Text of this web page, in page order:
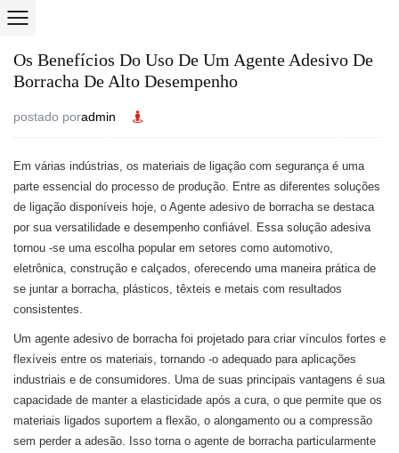
Os Benefícios Do Uso De Um Agente Adesivo De
Borracha De Alto Desempenho
postado poradmin
Em várias indústrias, os materiais de ligação com segurança é uma
parte essencial do processo de produção. Entre as diferentes soluções
de ligação disponíveis hoje, o Agente adesivo de borracha se destaca
por sua versatilidade e desempenho confiável. Essa solução adesiva
tornou -se uma escolha popular em setores como automotivo,
eletrônica, construção e calçados, oferecendo uma maneira prática de
se juntar a borracha, plásticos, têxteis e metais com resultados
consistentes.
Um agente adesivo de borracha foi projetado para criar vínculos fortes e
flexíveis entre os materiais, tornando -o adequado para aplicações
industriais e de consumidores. Uma de suas principais vantagens é sua
capacidade de manter a elasticidade após a cura, o que permite que os
materiais ligados suportem a flexão, o alongamento ou a compressão
sem perder a adesão. Isso torna o agente de borracha particularmente